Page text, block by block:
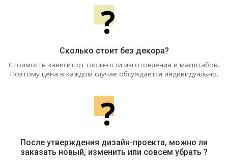
?
Сколько стоит без декора?
Стоимость зависит от сложности изготовления и масштабов.
Поэтому цена в каждом случае обсуждается индивидуально.
?
После утверждения дизайн-проекта, можно ли
заказать новый, изменить или совсем убрать ?